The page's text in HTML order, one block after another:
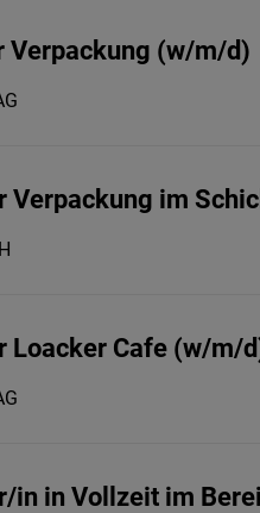
Verpackung (w/m/d)
Verpackung im
Loacker Cafe (w/m/
in in Vollzeit im